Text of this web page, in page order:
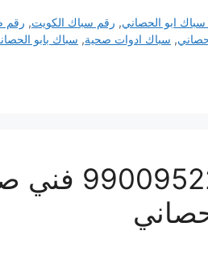
ابو الحصاني, رقم سباك الكويت, رقم
, سباك ادوات صحية, سباك بابو
رقم صحي ابو الحصاني